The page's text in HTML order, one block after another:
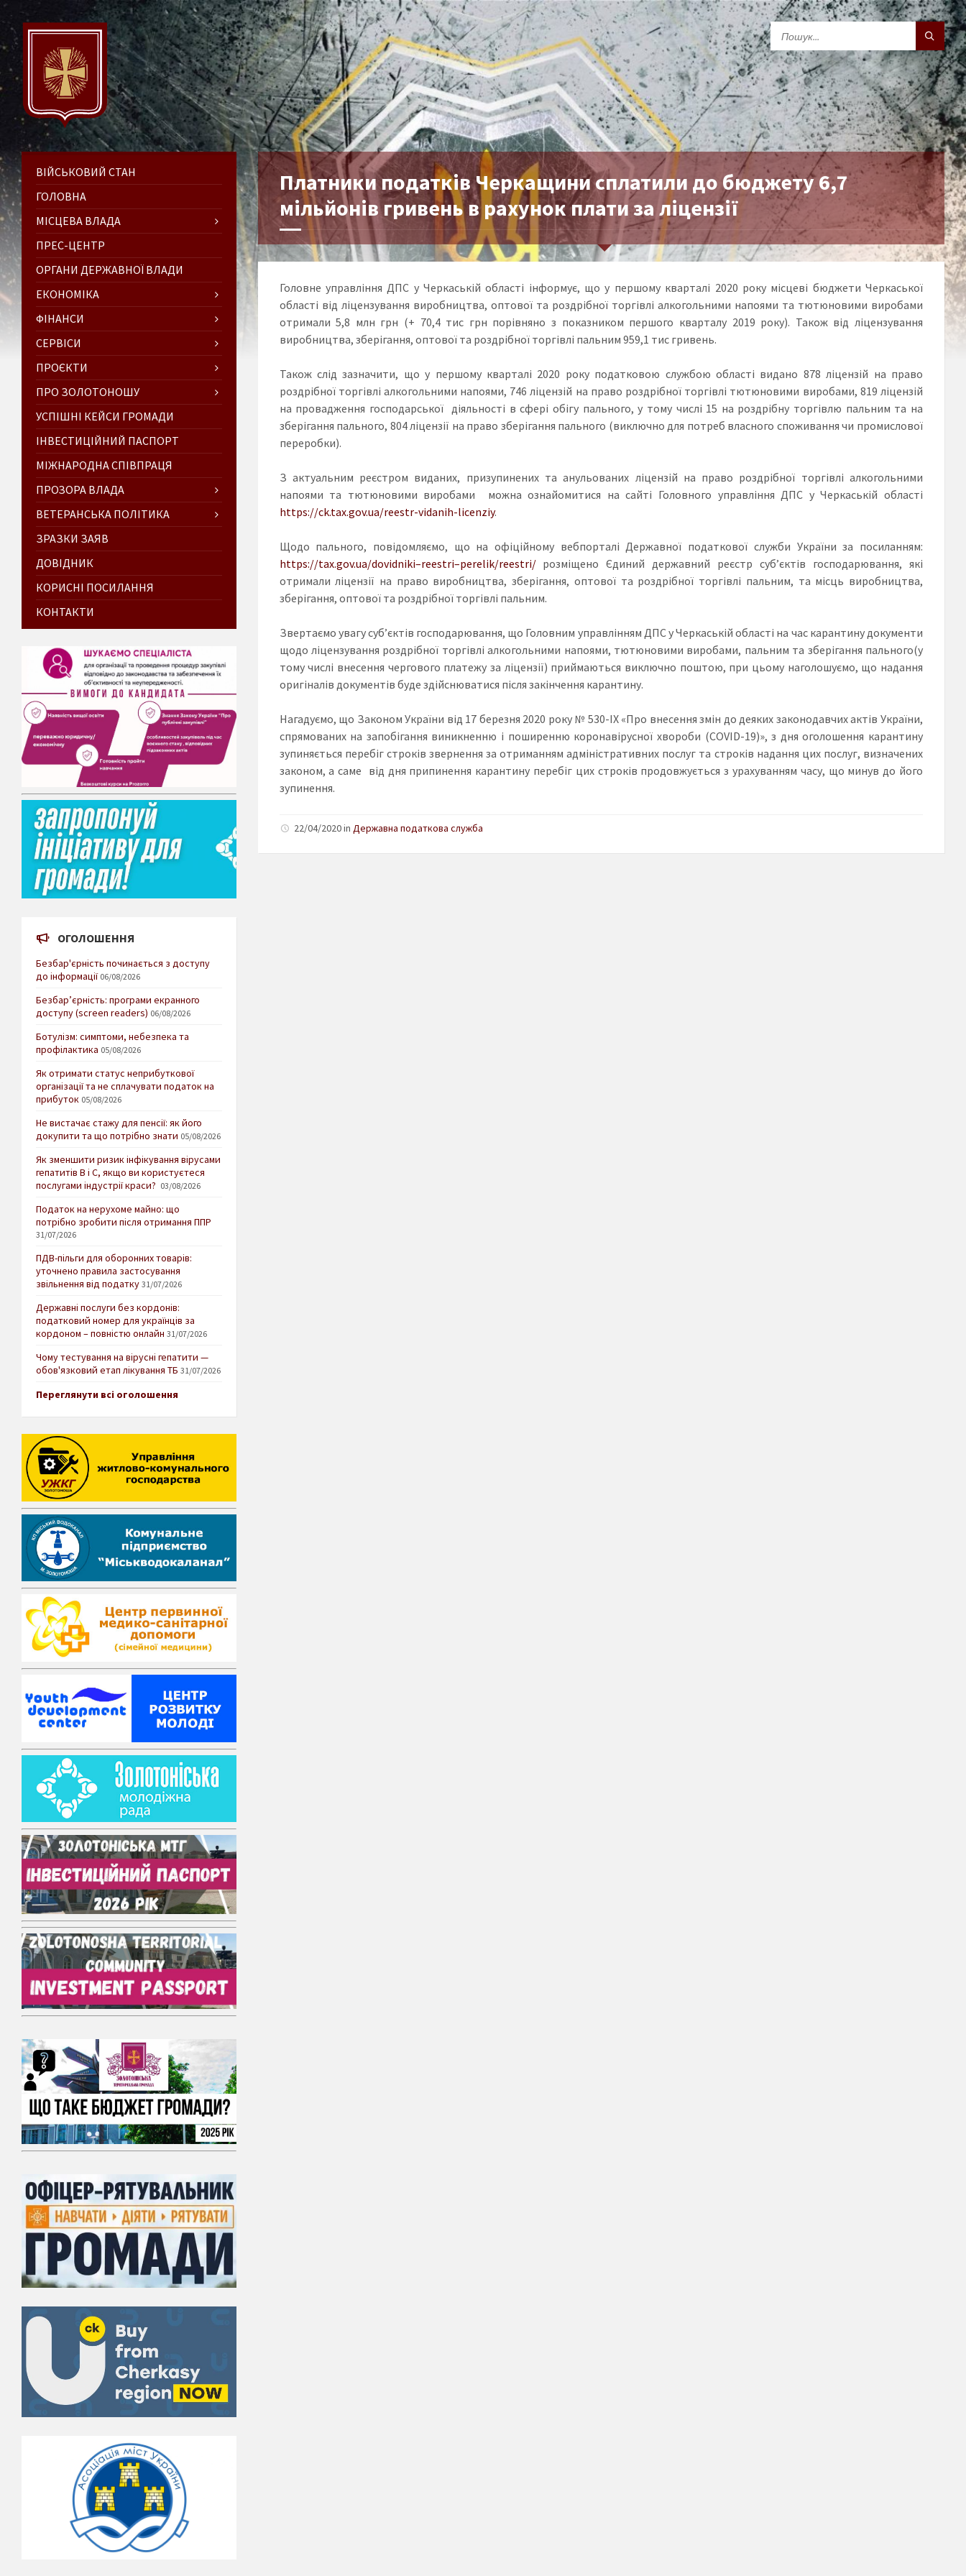
Платники податків Черкащини сплатили до бюджету 6,7
мільйонів гривень в рахунок плати за ліцензії
Головне управління ДПС у Черкаській області інформує, що у першому кварталі 2020 року місцеві бюджети Черкаської
області від ліцензування виробництва, оптової та роздрібної торгівлі алкогольними напоями та тютюновими виробами
отримали 5,8 млн грн (+ 70,4 тис грн порівняно з показником першого кварталу 2019 року). Також від ліцензування
виробництва, зберігання, оптової та роздрібної торгівлі пальним 959,1 тис гривень.
Також слід зазначити, що у першому кварталі 2020 року податковою службою області видано 878 ліцензій на право
роздрібної торгівлі алкогольними напоями, 746 ліцензій на право роздрібної торгівлі тютюновими виробами, 819 ліцензій
на провадження господарської діяльності в сфері обігу пального, у тому числі 15 на роздрібну торгівлю пальним та на
зберігання пального, 804 ліцензії на право зберігання пального (виключно для потреб власного споживання чи промислової
переробки).
З актуальним реєстром виданих, призупинених та анульованих ліцензій на право роздрібної торгівлі алкогольними
напоями та тютюновими виробами можна ознайомитися на сайті Головного управління ДПС у Черкаській області
https://ck.tax.gov.ua/reestr-vidanih-licenziy.
Щодо пального, повідомляємо, що на офіційному вебпорталі Державної податкової служби України за посиланням:
https://tax.gov.ua/dovidniki–reestri–perelik/reestri/розміщено Єдиний державний реєстр суб’єктів господарювання, які
отримали ліцензії на право виробництва, зберігання, оптової та роздрібної торгівлі пальним, та місць виробництва,
зберігання, оптової та роздрібної торгівлі пальним.
Звертаємо увагу суб’єктів господарювання, що Головним управлінням ДПС у Черкаській області на час карантину документи
щодо ліцензування роздрібної торгівлі алкогольними напоями, тютюновими виробами, пальним та зберігання пального(у
тому числі внесення чергового платежу за ліцензії) приймаються виключно поштою, при цьому наголошуємо, що надання
оригіналів документів буде здійснюватися після закінчення карантину.
Нагадуємо, що Законом України від 17 березня 2020 року № 530-IX «Про внесення змін до деяких законодавчих актів України,
спрямованих на запобігання виникненню і поширенню коронавірусної хвороби (COVID-19)», з дня оголошення карантину
зупиняється перебіг строків звернення за отриманням адміністративних послуг та строків надання цих послуг, визначених
законом, а саме від дня припинення карантину перебіг цих строків продовжується з урахуванням часу, що минув до його
зупинення.
22/04/2020 in Державна податкова служба
ВІЙСЬКОВИЙ СТАН
ГОЛОВНА
МІСЦЕВА ВЛАДА
ПРЕС-ЦЕНТР
ОРГАНИ ДЕРЖАВНОЇ ВЛАДИ
ЕКОНОМІКА
ФІНАНСИ
СЕРВІСИ
ПРОЄКТИ
ПРО ЗОЛОТОНОШУ
УСПІШНІ КЕЙСИ ГРОМАДИ
ІНВЕСТИЦІЙНИЙ ПАСПОРТ
МІЖНАРОДНА СПІВПРАЦЯ
ПРОЗОРА ВЛАДА
ВЕТЕРАНСЬКА ПОЛІТИКА
ЗРАЗКИ ЗАЯВ
ДОВІДНИК
КОРИСНІ ПОСИЛАННЯ
КОНТАКТИ
ОГОЛОШЕННЯ
Безбар'єрність починається з доступу
до інформації 06/08/2026
Безбар’єрність: програми екранного
доступу (screen readers) 06/08/2026
Ботулізм: симптоми, небезпека та
профілактика 05/08/2026
Як отримати статус неприбуткової
організації та не сплачувати податок на
прибуток 05/08/2026
Не вистачає стажу для пенсії: як його
докупити та що потрібно знати 05/08/2026
Як зменшити ризик інфікування вірусами
гепатитів В і С, якщо ви користуєтеся
послугами індустрії краси? 03/08/2026
Податок на нерухоме майно: що
потрібно зробити після отримання ППР
31/07/2026
ПДВ-пільги для оборонних товарів:
уточнено правила застосування
звільнення від податку 31/07/2026
Державні послуги без кордонів:
податковий номер для українців за
кордоном – повністю онлайн 31/07/2026
Чому тестування на вірусні гепатити —
обов'язковий етап лікування ТБ 31/07/2026
Переглянути всі оголошення